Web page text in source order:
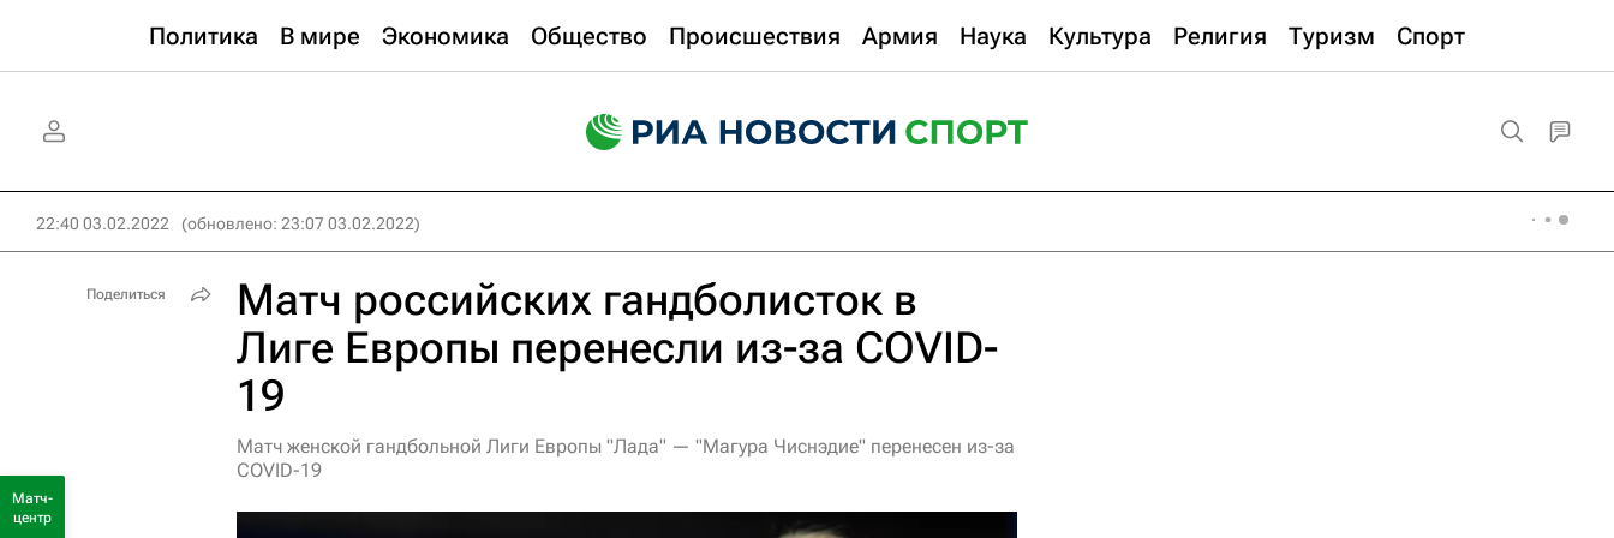
Политика В мире Экономика Общество Происшествия Армия Наука Культура Религия Туризм Спорт
22:40 03.02.2022 (обновлено: 23:07 03.02.2022)
Матч российских гандболисток в
Лиге Европы перенесли из-за COVID-
19
Матч женской гандбольной Лиги Европы "Лада" — "Магура Чиснэдие" перенесен из-за
COVID-19
Поделиться
Матч-
центр